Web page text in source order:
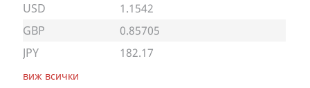
USD
1.1542
GBP
0.85705
JPY
182.17
виж всички